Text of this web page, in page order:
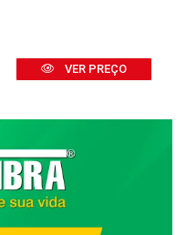
VER PREÇO